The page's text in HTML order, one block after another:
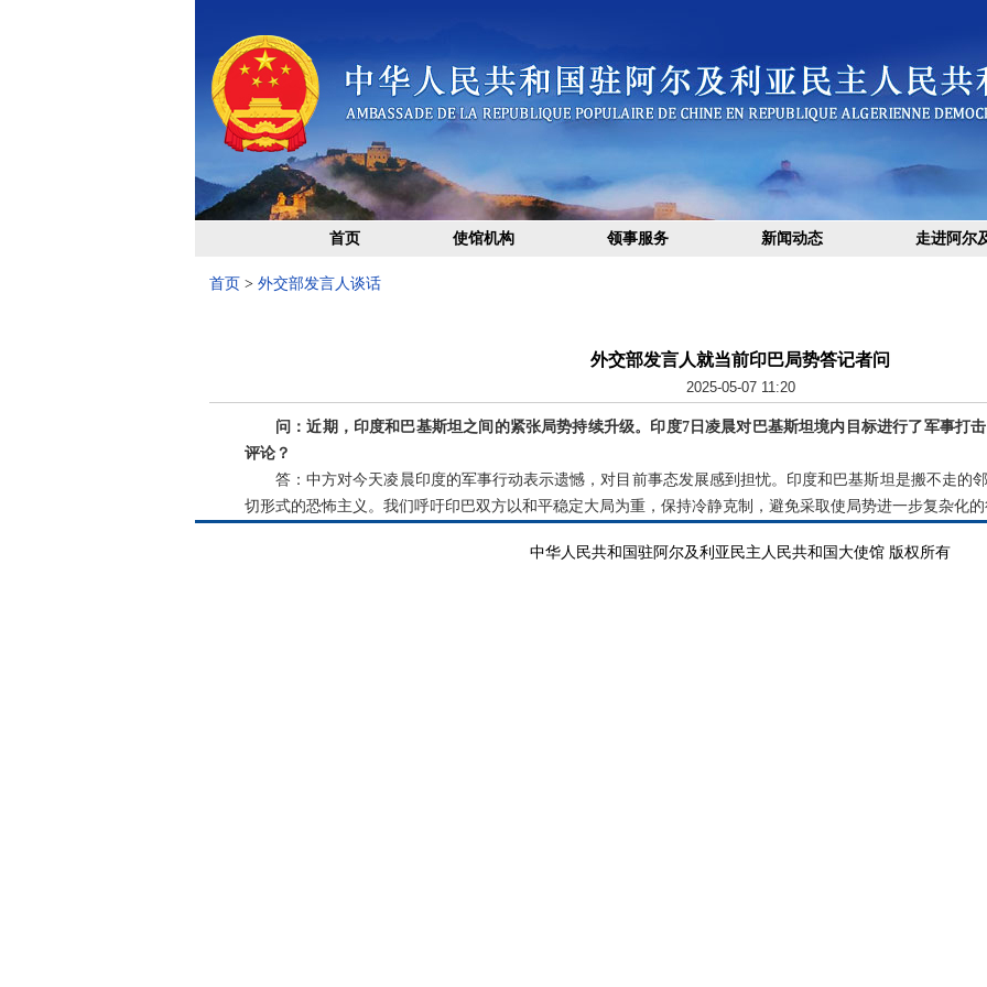
首页 使馆机构 领事服务 新闻动态 走进阿尔
首页 > 外交部发言人谈话
外交部发言人就当前印巴局势答记者问
2025-05-07 11:20
问：近期，印度和巴基斯坦之间的紧张局势持续升级。印度7日凌晨对巴基斯坦境内目标进行了军事打
评论？
答：中方对今天凌晨印度的军事行动表示遗憾，对目前事态发展感到担忧。印度和巴基斯坦是搬不走的
切形式的恐怖主义。我们呼吁印巴双方以和平稳定大局为重，保持冷静克制，避免采取使局势进一步复杂化
中华人民共和国驻阿尔及利亚民主人民共和国大使馆 版权所有